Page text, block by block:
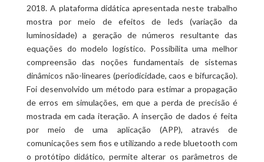
2018. A plataforma didática apresentada neste trabalho
mostra por meio de efeitos de leds (variação da
luminosidade) a geração de números resultante das
equações do modelo logístico. Possibilita uma melhor
compreensão das noções fundamentais de sistemas
dinâmicos não-lineares (periodicidade, caos e bifurcação).
Foi desenvolvido um método para estimar a propagação
de erros em simulações, em que a perda de precisão é
mostrada em cada iteração. A inserção de dados é feita
por meio de uma aplicação (APP), através de
comunicações sem fios e utilizando a rede bluetooth com
o protótipo didático, permite alterar os parâmetros de